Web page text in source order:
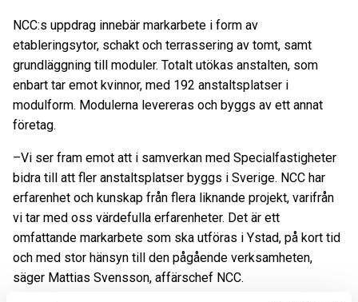
NCC:s uppdrag innebär markarbete i form av
etableringsytor, schakt och terrassering av tomt, samt
grundläggning till moduler. Totalt utökas anstalten, som
enbart tar emot kvinnor, med 192 anstaltsplatser i
modulform. Modulerna levereras och byggs av ett annat
företag.
–Vi ser fram emot att i samverkan med Specialfastigheter
bidra till att fler anstaltsplatser byggs i Sverige. NCC har
erfarenhet och kunskap från flera liknande projekt, varifrån
vi tar med oss värdefulla erfarenheter. Det är ett
omfattande markarbete som ska utföras i Ystad, på kort tid
och med stor hänsyn till den pågående verksamheten,
säger Mattias Svensson, affärschef NCC.